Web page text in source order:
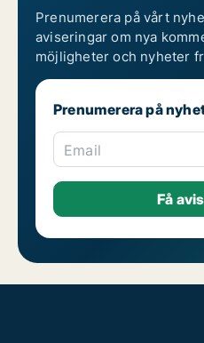
Prenumerera på vårt
aviseringar om nya
möjligheter och nyheter
Prenumerera på
Email